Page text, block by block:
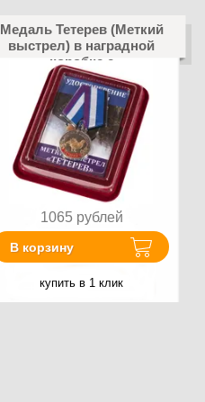
Медаль Тетерев (Меткий
выстрел) в наградной
коробке с
удостоверением
1065 рублей
В корзину
купить в 1 клик